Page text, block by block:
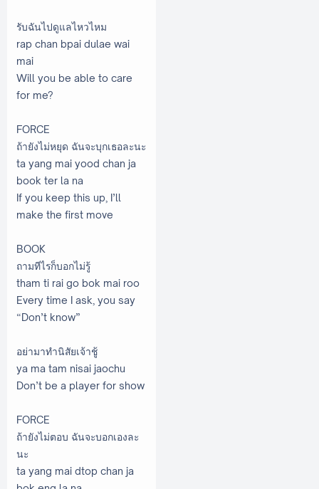
รับฉันไปดูแลไหวไหม
rap chan bpai dulae wai
mai
Will you be able to care
for me?
FORCE
ถ้ายังไม่หยุด ฉันจะบุกเธอละนะ
ta yang mai yood chan ja
book ter la na
If you keep this up, I’ll
make the first move
BOOK
ถามทีไรก็บอกไม่รู้
tham ti rai go bok mai roo
Every time I ask, you say
“Don’t know”
อย่ามาทำนิสัยเจ้าชู้
ya ma tam nisai jaochu
Don’t be a player for show
FORCE
ถ้ายังไม่ตอบ ฉันจะบอกเองละ
นะ
ta yang mai dtop chan ja